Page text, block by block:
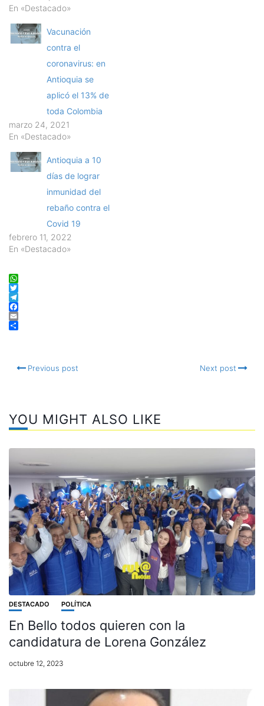
En «Destacado»
Vacunación
contra el
coronavirus: en
Antioquia se
aplicó el 13% de
toda Colombia
marzo 24, 2021
En «Destacado»
Antioquia a 10
días de lograr
inmunidad del
rebaño contra el
Covid 19
febrero 11, 2022
En «Destacado»
WhatsApp
Twitter
Telegram
Facebook
Email
Previous post Next post
YOU MIGHT ALSO LIKE
DESTACADO POLÍTICA
En Bello todos quieren con la
candidatura de Lorena González
octubre 12, 2023